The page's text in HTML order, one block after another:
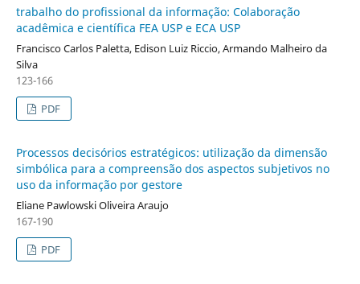
trabalho do profissional da informação: Colaboração
acadêmica e científica FEA USP e ECA USP
Francisco Carlos Paletta, Edison Luiz Riccio, Armando Malheiro da
Silva
123-166
PDF
Processos decisórios estratégicos: utilização da dimensão
simbólica para a compreensão dos aspectos subjetivos no
uso da informação por gestore
Eliane Pawlowski Oliveira Araujo
167-190
PDF